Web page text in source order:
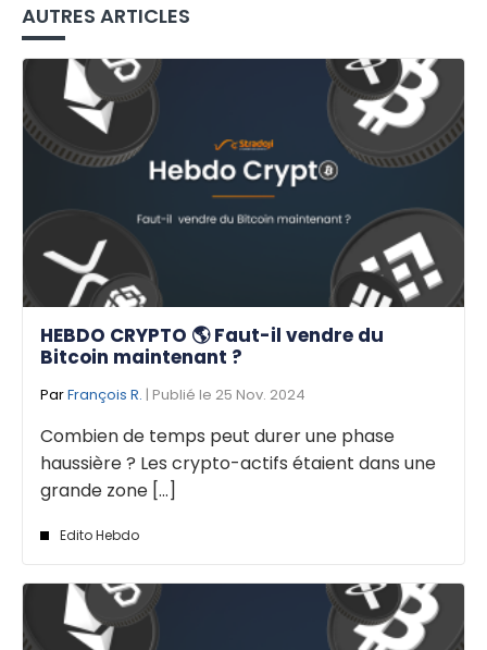
AUTRES ARTICLES
HEBDO CRYPTO 🌎 Faut-il vendre du
Bitcoin maintenant ?
ParFrançois R. | Publié le 25 Nov. 2024
Combien de temps peut durer une phase
haussière ? Les crypto-actifs étaient dans une
grande zone [...]
Edito Hebdo